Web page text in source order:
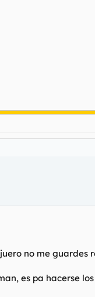
no me guardes
es pa hacerse